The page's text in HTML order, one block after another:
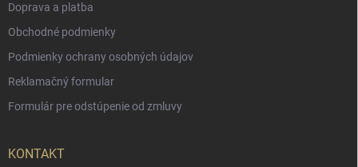
Doprava a platba
Obchodné podmienky
Podmienky ochrany osobných údajov
Reklamačný formular
Formulár pre odstúpenie od zmluvy
KONTAKT